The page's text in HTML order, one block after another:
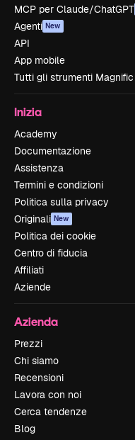
MCP per Claude/ChatGPT
Agenti New
API
App mobile
Tutti gli strumenti Magnific
Inizia
Academy
Documentazione
Assistenza
Termini e condizioni
Politica sulla privacy
Originali New
Politica dei cookie
Centro di fiducia
Affiliati
Aziende
Azienda
Prezzi
Chi siamo
Recensioni
Lavora con noi
Cerca tendenze
Blog